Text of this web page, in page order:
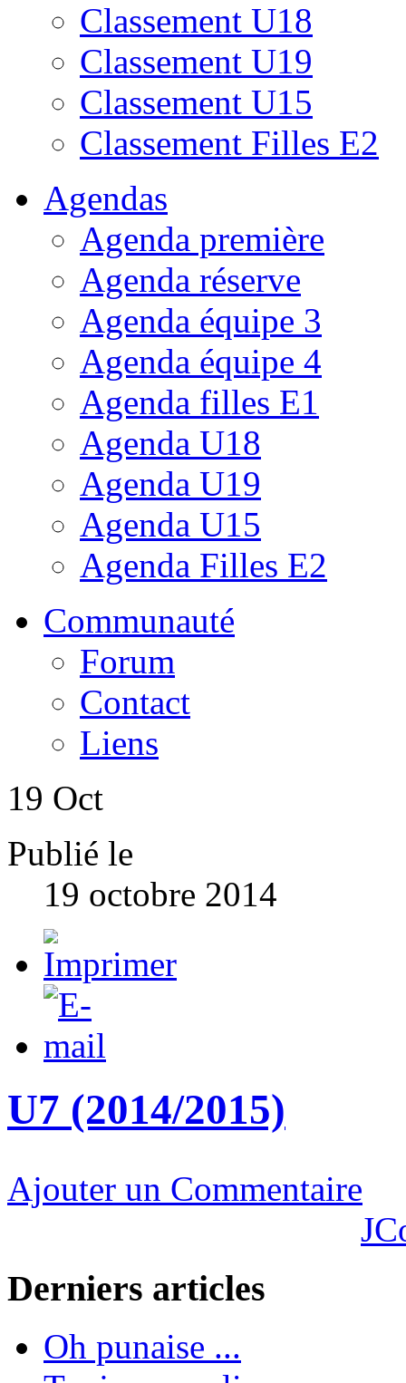
Classement U18
Classement U19
Classement U15
Classement Filles E2
Agendas
Agenda première
Agenda réserve
Agenda équipe 3
Agenda équipe 4
Agenda filles E1
Agenda U18
Agenda U19
Agenda U15
Agenda Filles E2
Communauté
Forum
Contact
Liens
19 Oct
Publié le
19 octobre 2014
U7 (2014/2015)
Ajouter un Commentaire
Derniers articles
Oh punaise ...